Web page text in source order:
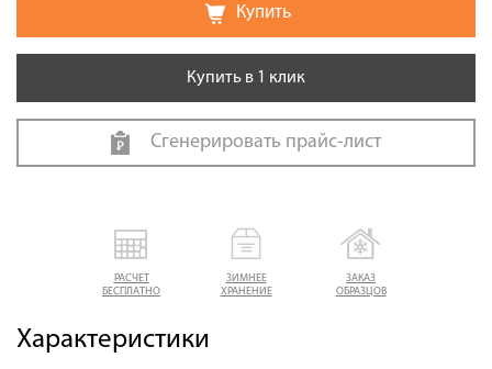
РАСЧЕТ
БЕСПЛАТНО
ЗИМНЕЕ
ХРАНЕНИЕ
ЗАКАЗ
ОБРАЗЦОВ
Характеристики
Купить
Купить в 1 клик
Сгенерировать прайс-лист